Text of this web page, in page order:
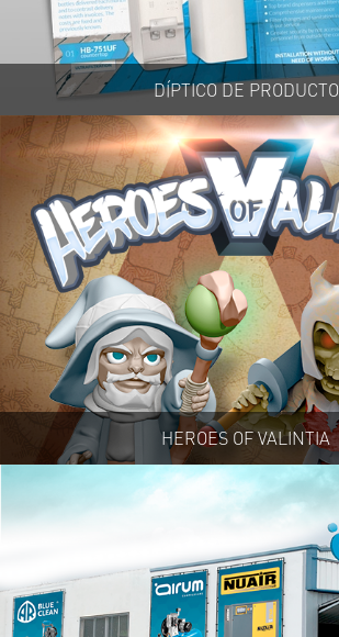
DÍPTICO DE PRODUCTO
HEROES OF VALINTIA